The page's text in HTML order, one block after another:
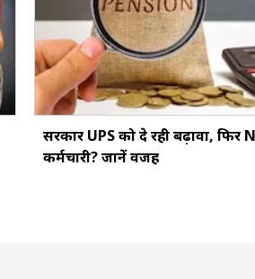
सरकार UPS को दे रही बढ़ावा, फिर
कर्मचारी? जानें वजह